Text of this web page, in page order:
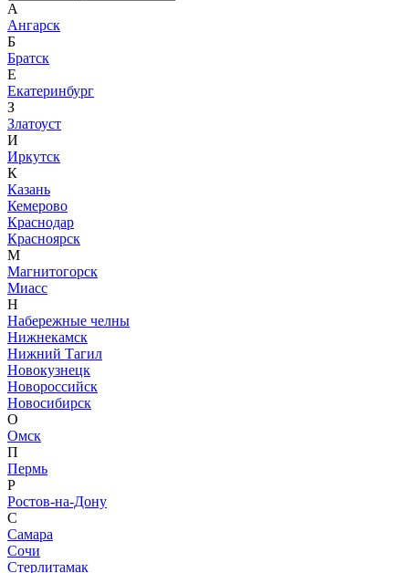
А
Ангарск
Б
Братск
Е
Екатеринбург
З
Златоуст
И
Иркутск
К
Казань
Кемерово
Краснодар
Красноярск
М
Магнитогорск
Миасс
Н
Набережные челны
Нижнекамск
Нижний Тагил
Новокузнецк
Новороссийск
Новосибирск
О
Омск
П
Пермь
Р
Ростов-на-Дону
С
Самара
Сочи
Стерлитамак